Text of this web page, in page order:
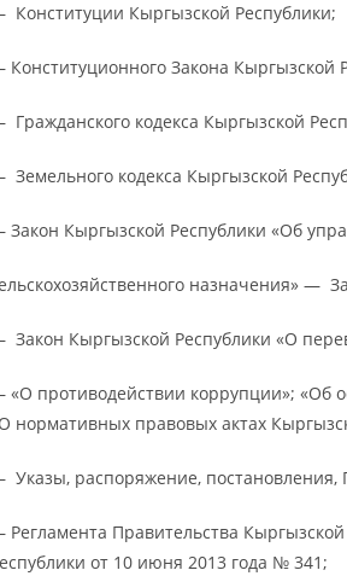
Конституции Кыргызской Республики;
Конституционного Закона Кыргызской
Гражданского кодекса Кыргызской
Земельного кодекса Кыргызской
Закон Кыргызской Республики «Об
назначения» —
Закон Кыргызской Республики «О
«О противодействии коррупции»; «Об
нормативных правовых актах
Указы, распоряжение, постановления,
Регламента Правительства
от 10 июня 2013 года № 341;